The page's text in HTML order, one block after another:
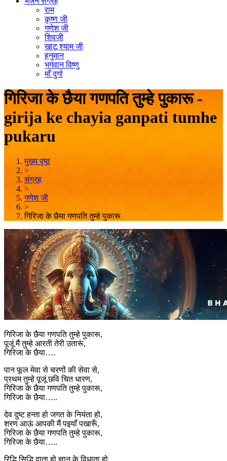
राम
कृष्ण जी
गणेश जी
शिवजी
खाटू श्याम जी
हनुमान
भगवान विष्णु
माँ दुर्गा
गिरिजा के छैया गणपति तुम्हे पुकारू -
girija ke chayia ganpati tumhe
pukaru
मुख्य पृष्ठ
>
संग्रह
>
गणेश जी
>
गिरिजा के छैया गणपति तुम्हे पुकारू
गिरिजा के छैया गणपति तुम्हे पुकारू,
पूजूं मैं तुम्हे आरती तेरी उतारूं,
गिरिजा के छैया….
पान फूल मेवा से चरणों की सेवा से,
प्रथम तुम्हे पूजूं छवि चित धारण,
गिरिजा के छैया गणपति तुम्हे पुकारू,
गिरिजा के छैया…..
देव दुष्ट हन्ता हो जगत के नियंता हो,
शरण आऊं आपकी मैं पइयाँ पखारूँ,
गिरिजा के छैया गणपति तुम्हे पुकारू,
गिरिजा के छैया…..
रिद्धि सिद्धि दाता हो ज्ञान के विधाता हो,